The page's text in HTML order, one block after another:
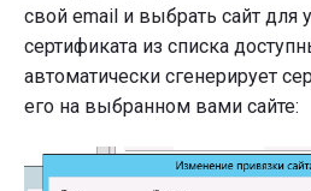
свой email и выбрать сайт для
сертификата из списка
автоматически сгенерирует
его на выбранном вами сайте: